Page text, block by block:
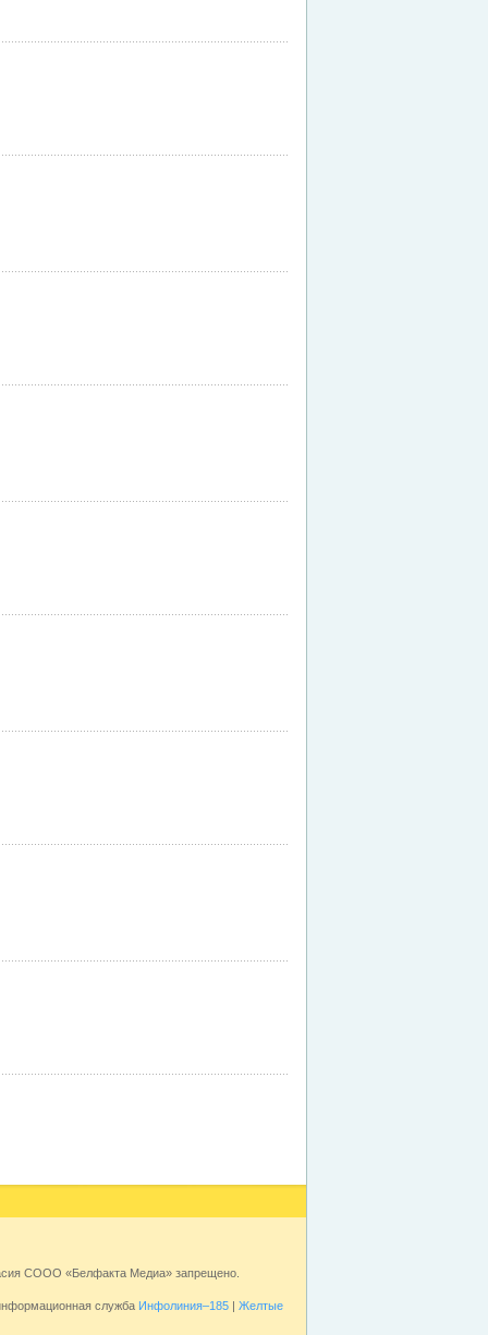
СООО «Белфакта Медиа» запрещено.
служба Инфолиния–185| Желтые